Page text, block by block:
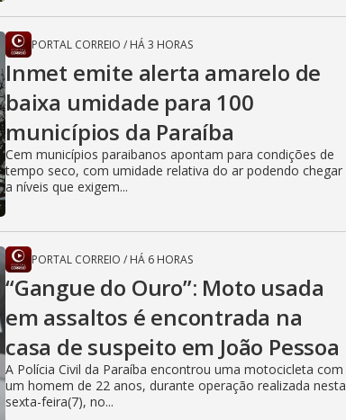
PORTAL CORREIO / HÁ 3 HORAS
Inmet emite alerta amarelo de
baixa umidade para 100
municípios da Paraíba
Cem municípios paraibanos apontam para condições de
tempo seco, com umidade relativa do ar podendo chegar
a níveis que exigem...
PORTAL CORREIO / HÁ 6 HORAS
“Gangue do Ouro”: Moto usada
em assaltos é encontrada na
casa de suspeito em João Pessoa
A Polícia Civil da Paraíba encontrou uma motocicleta com
um homem de 22 anos, durante operação realizada nesta
sexta-feira(7), no...